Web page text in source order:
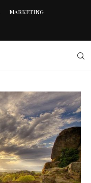
MARKETING